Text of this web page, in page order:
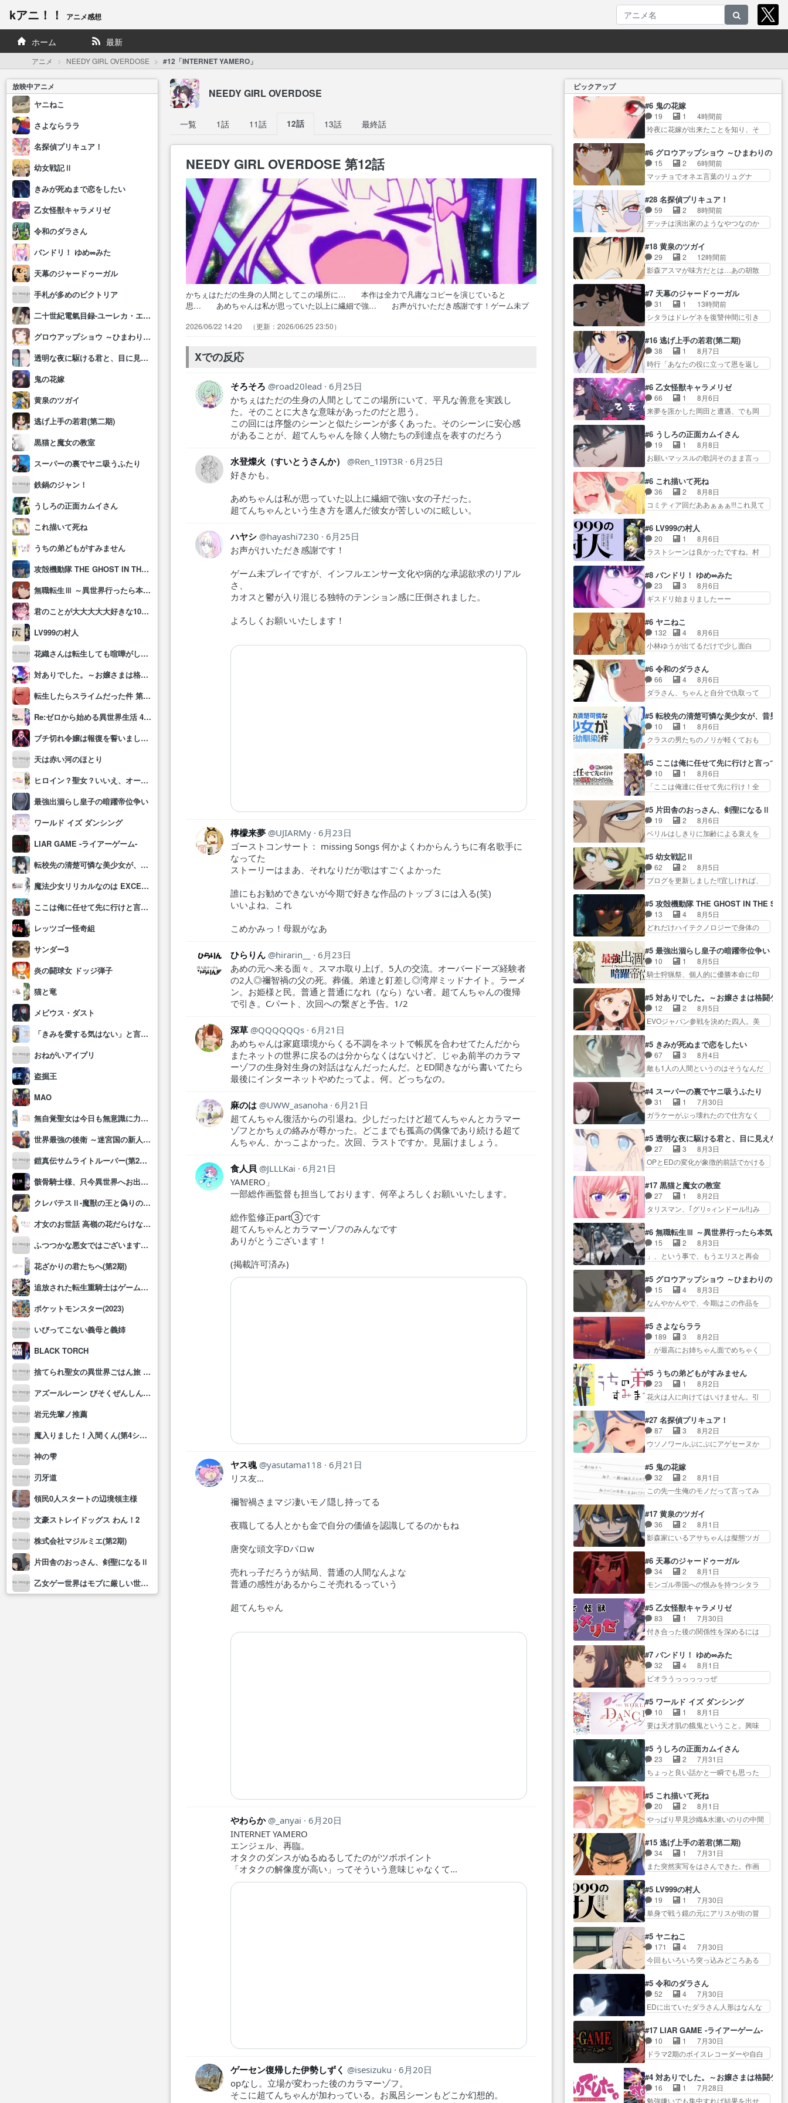
kアニ！！ アニメ感想
ホーム 最新
アニメ NEEDY GIRL OVERDOSE #12「INTERNET YAMERO」
放映中アニメ
ヤニねこ
さよならララ
名探偵プリキュア！
幼女戦記Ⅱ
きみが死ぬまで恋をしたい
乙女怪獣キャラメリゼ
令和のダラさん
バンドリ！ ゆめ∞みた
天幕のジャードゥーガル
手札が多めのビクトリア
二十世紀電氣目録-ユーレカ・エヴリカ-
グロウアップショウ ～ひまわりのサーカス団～
透明な夜に駆ける君と、目に見えない恋をした。
鬼の花嫁
黄泉のツガイ
逃げ上手の若君(第二期)
黒猫と魔女の教室
スーパーの裏でヤニ吸うふたり
鉄鍋のジャン！
うしろの正面カムイさん
これ描いて死ね
うちの弟どもがすみません
攻殻機動隊 THE GHOST IN THE SHELL
無職転生Ⅲ ～異世界行ったら本気だす～
君のことが大大大大大好きな100人の彼女(第3期)
LV999の村人
花織さんは転生しても喧嘩がしたい
対ありでした。～お嬢さまは格闘ゲームなんてしない～
転生したらスライムだった件 第4期
Re:ゼロから始める異世界生活 4th season
ブチ切れ令嬢は報復を誓いました。 ～魔導書の力で祖国を叩き潰します～
天は赤い河のほとり
ヒロイン？聖女？いいえ、オールワークスメイドです(誇)！
最強出涸らし皇子の暗躍帝位争い
ワールド イズ ダンシング
LIAR GAME -ライアーゲーム-
転校先の清楚可憐な美少女が、昔男子と思って一緒に遊んだ幼馴染だった件
魔法少女リリカルなのは EXCEEDS Gun Blaze Vengeance
ここは俺に任せて先に行けと言ってから10年がたったら伝説になっていた。
レッツゴー怪奇組
サンダー3
炎の闘球女 ドッジ弾子
猫と竜
メビウス・ダスト
「きみを愛する気はない」と言った次期公爵様がなぜか溺愛してきます
おねがいアイプリ
盗掘王
MAO
無自覚聖女は今日も無意識に力を垂れ流す
世界最強の後衛 ～迷宮国の新人探索者～
鎧真伝サムライトルーパー(第2クール)
骸骨騎士様、只今異世界へお出掛け中Ⅱ
クレバテスⅡ-魔獣の王と偽りの勇者伝承-
才女のお世話 高嶺の花だらけな名門校で、学院一のお嬢様(生活能力皆無)を陰ながらお世話することになりました
ふつつかな悪女ではございますが～雛宮蝶鼠とりかえ伝～
花ざかりの君たちへ(第2期)
追放された転生重騎士はゲーム知識で無双する
ポケットモンスター(2023)
いびってこない義母と義姉
BLACK TORCH
捨てられ聖女の異世界ごはん旅 隠れスキルでキャンピングカーを召喚しました
アズールレーン びそくぜんしんっ！にっ!!
岩元先輩ノ推薦
魔入りました！入間くん(第4シリーズ)
神の雫
刃牙道
領民0人スタートの辺境領主様
文豪ストレイドッグス わん！2
株式会社マジルミエ(第2期)
片田舎のおっさん、剣聖になるⅡ
乙女ゲー世界はモブに厳しい世界です2
NEEDY GIRL OVERDOSE
一覧 1話 11話 12話 13話 最終話
NEEDY GIRL OVERDOSE 第12話
かちぇはただの生身の人間としてこの場所に… 本作は全力で凡庸なコピーを演じていると
思… あめちゃんは私が思っていた以上に繊細で強… お声がけいただき感謝です！ゲーム未プ
経験者… あめちゃんは家庭環境からくる不調をネット… 超てんちゃん復活からの引退ね。少
す、何卒よ…
2026/06/22 14:20 2026/06/25 23:50
Xでの反応
そろそろ road20lead
6月25日
かちぇはただの生身の人間としてこの場所にいて、平凡な善意を実践し
た。そのことに大きな意味があったのだと思う。
この回には序盤のシーンと似たシーンが多くあった。そのシーンに安心感
があることが、超てんちゃんを除く人物たちの到達点を表すのだろう
水登燦火（すいとうさんか） Ren_1I9T3R
6月25日
好きかも。
あめちゃんは私が思っていた以上に繊細で強い女の子だった。
超てんちゃんという生き方を選んだ彼女が苦しいのに眩しい。
ハヤシ hayashi7230
6月25日
お声がけいただき感謝です！
ゲーム未プレイですが、インフルエンサー文化や病的な承認欲求のリアル
さ、
カオスと鬱が入り混じる独特のテンション感に圧倒されました。
よろしくお願いいたします！
檸檬来夢 UJIARMy
6月23日
ゴーストコンサート： missing Songs 何かよくわからんうちに有名歌手に
なってた
ストーリーはまあ、それなりだが歌はすごくよかった
誰にもお勧めできないが今期で好きな作品のトップ３には入る(笑)
いいよね、これ
こめかみっ！母親がなあ
ひらりん hirarin__
6月23日
あめの元へ来る面々。スマホ取り上げ。5人の交流。オーバードーズ経験者
の2人◎禰󠄀智禍の父の死。葬儀。弟達と釘差し◎湾岸ミッドナイト。ラーメ
ン。お姫様と民。普通と普通になれ（なら）ない者。超てんちゃんの復帰
で引き。Cパート、次回への繋ぎと予告。1/2
深草 QQQQQQs
6月21日
あめちゃんは家庭環境からくる不調をネットで帳尻を合わせてたんだから
またネットの世界に戻るのは分からなくはないけど、じゃあ前半のカラマ
ーゾフの生身対生身の対話はなんだったんだ。とED聞きながら書いてたら
最後にインターネットやめたってよ。何。どっちなの。
麻のは UWW_asanoha
6月21日
超てんちゃん復活からの引退ね。少しだったけど超てんちゃんとカラマー
ゾフとかちぇの絡みが尊かった。どこまでも孤高の偶像であり続ける超て
んちゃん、かっこよかった。次回、ラストですか。見届けましょう。
食人貝 JLLLKai
6月21日
YAMERO」
一部総作画監督も担当しております、何卒よろしくお願いいたします。
総作監修正part③です
超てんちゃんとカラマーゾフのみんなです
ありがとうございます！
(掲載許可済み)
ヤス魂 yasutama118
6月21日
リス友…
禰󠄀智禍さまマジ凄いモノ隠し持ってる
夜職してる人とかも金で自分の価値を認識してるのかもね
唐突な頭文字Dパロw
売れっ子だろうが結局、普通の人間なんよな
普通の感性があるからこそ売れるっていう
超てんちゃん‍
やわらか _anyai
6月20日
INTERNET YAMERO
エンジェル、再臨。
オタクのダンスがぬるぬるしてたのがツボポイント
「オタクの解像度が高い」ってそういう意味じゃなくて...
ゲーセン復帰した伊勢しずく isesizuku
6月20日
opなし。立場が変わった後のカラマーゾフ。
そこに超てんちゃんが加わっている。お風呂シーンもどこか幻想的。
ピックアップ
#6 鬼の花嫁
19 1
4時間前
玲夜に花嫁が出来たことを知り、そ
んだけど、ざまぁ、が中… 最
初、にゃん吉が透子のストーカーを
始めた… 高道きもいけどあれ横
で見せつけられるのは… 玲夜の
さ… にゃんきちくんのお母さん
が一番かわいいで… 花江さんが
中学生ストーカーしてた花江さ
が主人公にプレゼ… 「お願いが
あるときはキスでおねだりする」
… 透子とにゃん吉の馴れ初めを
見れて良かった…
#6 グロウアップショウ ～ひまわりのサ
15 2
6時間前
マッチョでオネエ言葉のリュグナ
可愛いね叡智で綺麗で可憐… ひ
まわりサーカスに突然現れた金髪の
大男少… 伝説の男の登場によっ
て、山田の輝かしき過… お父さ
諏… 第６話をｄアニメストアで
視聴しました。視… じゃがいも
しか食べられない貧乏サーカス
が出てきた。みず… おはようご
ざいます！瑞佳の正体が明かさ
れ… 朝も昼もおやつもじゃがい
も尽くしの『ひま…
#28 名探偵プリキュア！
59 2
8時間前
デッチは演出家のようなやつなのか
未来から来たのかな？ウ… 何か
事情がある、理由がある事をエクレ
ール… デッチアゲイン初登場。
ニジーとちょっとキ… 遂に探偵
ー… でっち上げApproach。帆羽
さんを正… どんな作品にも言え
る事で、「悪役」も「役… 怪盗
度… 「男性の欺瞞、悪意」が女
性に向かい悪さを… ニジーのナ
ルシスト系紳士な感じとも違う、…
#18 黄泉のツガイ
29 2
12時間前
影森アスマが味方だとは…あの胡散
アサ脱出時の話しか下界… やは
りアスマ(石田彰キャラ)は裏切り者
た… 原作を読むの我慢していて
よかっただって顔… どんどん増
人… 夜桜は「顔で損してる」っ
て言うけど、声で… おかしいな
石田が実はいい人っぽい？まだ
アサちゃん目的で… "顔で損して
る"企み顔て何…wアスマさん…
顔で損してるアスマさんついでに声
でも損し…
#7 天幕のジャードゥーガル
31 1
13時間前
シタラはドレゲネを復讐仲間に引き
ンを支えるチャガタイ家… トル
イに功績を挙げさせて政権と軍のバ
ラン… 覇道のトルイと王道のオ
ゴタイって感じかな… 賢い人物
の… シタラとボラクチンの考え
が初めてシンクロ… ドレゲネの
テントを後にするシタラの背後
治」国家の表舞台に… 前回のシ
タラと対比したおおらかな笑顔が
印… 戦争よりも経済の領域をそ
の視野に入れてい…
#16 逃げ上手の若君(第二期)
38 1
8月7日
時行「あなたの役に立って恩を返し
ただろと言われると返… このア
ニメの演出、同じCloverWor… 貞
宗の思考を読み切れなかったのは、
経験の… 信濃仮面いったい誰な
ったり将棋だったり、諏訪神党の三
大… ・これ罠じゃないの？・砦
を捨てるって同盟… 合戦におけ
山… 薄々思ってたけど実写パー
トに対する熱意が… 亜也子ちゃ
ん面白い親父さんが無事で良かっ…
#6 乙女怪獣キャラメリゼ
66 1
8月6日
来夢を誑かした岡田と遭遇、でも岡
か見てなかったと気付き… みん
なからのメイク道具が、らいりーさ
んを… らいりーの影響で理想に
向けて努力する黒絵… コングと
友… らいりーが己のルッキズム
と相対する話とし… らいりーさ
んが容姿の美醜でしか人を見な
ダムに来た黒絵た… ライリーが
好きだったクズ男ハルゴンが懲
ら… メイクでちょっと勇気出て
る黒絵ちゃん可愛…
#6 うしろの正面カムイさん
19 1
8月8日
お願いマッスルの歌詞そのまま言っ
した～バタバタしてて… 霊を大
量に成仏させた ジェットババアの
亜… 1日で6人は流石絶倫カムイ
婆もしっかり抱… 今回は交通悪
前半の霊カモみたいになってるよねw
ジェッ… 今回はいつもと違って
霊が大人しいなと思っ… 最後に
お… 交通系悪霊除霊ツアー編！
どっちが悪かよく… よく見ない
と気付けない2つのエピソードに…
#6 これ描いて死ね
36 2
8月8日
コミティア回だああぁぁぁ!!!これ見て
が同人誌即売会の… 買ってもら
えた最初の一冊お客にプロポー
ズ… 遅れて5話，コミティア前哨
戦ですが，ここ… 「同情は創作
す… 東京で開かれる即売会に行
って自分たちの本… 一冊売る事
の苦労と喜びを知る手島先生が
ー編集さん。同… 自分の妄想を
買ってくれる人がいるという
も… 初めて自分の漫画が売れた
時の感動、懐かし…
#6 LV999の村人
20 1
8月6日
ラストシーンは良かったですね。村
鬼モードフィンガーシリ… アリ
スと10年後に結婚の約束をした鏡ず
っ… カジノスタッフ募集するも
集まらない更に追… 王命でクル
ビ… 最強の村人・鏡との出会い
で少しは変わった… やはり何か
悲しい過去がありそうな。鏡の
深そうやね姫を舐… 新キャラが
登場早々変態扱いされてる件。
タ… まだまだお元気そうなお声
で……不意打ち過…
#8 バンドリ！ ゆめ∞みた
23 3
8月6日
ギスドリ始まりましたーー
めっちゃ情緒不安定になってて
怖… 超回復を見守っていかない
と、ですね！！み… 開幕聞き取
りスタッフに定治いなかった？
節介だったりする… ビオラの立
ち回り害悪すぎるお近づきの印
が… ・律っちゃん明るくなった
た一難、律がビオラの呪縛か
ら… 「私はあなたが嫌いなんで
す」「バンドやめ… 何が起きて
いるのか！？次週、みゅーたいぷ…
#6 ヤニねこ
132 4
8月6日
小林ゆうが出てるだけで少し面白
◯◯◯される強制百合を期待
し… ヒグマドンってなんな
ん！？人見知りっぽい… なんな
ら下ネタ0じゃなかったかこんな回
イルドな回だった… 今回はだい
ぶある程度抑えてる？w感じな
気… アルねこ、そうはならんや
生きていたゴキブリ死んでる
GP… アルねこ危険ですよね。健
康的な面で··江… 酔い潰れ行き着
いた江ノ島で、朝日を眺めな…
#6 令和のダラさん
66 4
8月6日
ダラさん、ちゃんと自分で仇取って
じゃないのよケロロじゃ… ロボ
ットに憧れてビーム撃ちたいと…そ
うい… 余りにも凄惨なダラさん
の過去ダラさんの６… 過去編は
い… ガンガガン♪薫がなんかしっ
かり歌ってロマ… 姉巫女の誤
算、クソみたいな嫉妬の末路よ。
ン言うてないで… このアニメは
どこに行くのだろう、面白す
ぎ… 姉のした事はただ単に一族
を絶滅させただけ…
#5 転校先の清楚可憐な美少女が、昔男
10 1
8月6日
クラスの男たちのノリが軽くておも
いを拗らせているタイプ… みな
もちゃんが透けブラしててびっくり
して… レベルのキャラが登場。
相変わらず顔や体の… 隼人が春
じ… 第５話をU-NEXTで視聴しま
した。視聴… ラブコメで天然ジ
ゴロというかナチュラルヒ… み
不安に… 無理なダイエットは禁
物だけど、なかなか結… 「これ
からもお手入れ、がんばりゅ」あり
が…
#5 ここは俺に任せて先に行けと言って
10 1
8月6日
「ここは俺達に任せて先に行け！全
ロックが今、2人にあと… 木下鈴
奈（@0suzuna0）が【マリー…
村ごと乗っ取られてたら流石に気付
かないか… 《漫画版少し読んだ
クは敵に容赦無くブスっといくから
気持… 勇者パーティー再結成し
て先にいけで激アツ… 爆縮、幻
な… ねぇ猫耳ガール、敵の根城
に乗り込む事を同… 世もや替え
が利くと復活Pとは？！もう来週…
#5 片田舎のおっさん、剣聖になるⅡ
19 2
8月6日
ベリルはしきりに加齢による衰えを
ていた限界を超えて命の… いい
んじゃないですか。魔物の群を発見
した… アマプラにて視聴終わ
り！サーベルボア討伐… を言い
り… 先生としてのベリルが好き
だけど、今回みた… 4人だけでサ
ーベルボアを狩りに行く。野
が暴れてると聞い… ちょっと年
齢の事を言いすぎとゆーか言い
訳… ベリルの母もやはり只者じ
ゃなかったかベリ…
#5 幼女戦記Ⅱ
62 2
8月5日
ブログを更新しました!!宜しければ、
選んだゼートゥーア… ゼートゥ
ーアの唯一の手駒が強すぎる笑あ
お… 私にとって完全にご褒美回
ゼー様の葉巻シー… やはりター
が… “貧乏籤百連無料ガチャ”100
連でも1回… 2期入ってから地味
だよね。ただでさえ幼女… 「餌
葉に… ゼートゥーア左遷によっ
て参謀本部の連携が… 緊張感あ
る戦闘描写とギャグ今週の『有能
な…
#5 攻殻機動隊 THE GHOST IN THE
13 4
8月5日
どれだけハイテクノロジーで身体の
なるかと思った回想シー… フチ
コマだいぶ理性持ち始めた。この世
界の… 原作読んだのもう何年も
前なのに、覚えてる… コイルの
導… やまとん1号はどこの部分で
使うのだろう？… 日本とロシア
が絡む政治の話かつ色々な用
しまし… 前回同様『イノセン
ス』を含む押井・神山版… 第５
話「EPISODEラストの母親の気持…
#5 最強出涸らし皇子の暗躍帝位争い
10 1
8月5日
騎士狩猟祭、個人的に優勝本命に印
のが面倒な時は古代魔法… エル
ナがチートすぎる笑アルは最初から
自分… プラネット・ウィズ展開
アツいな「騎士狩猟… 麦茶どこ
ぐ… 第５話をABEMAで視聴しま
した。視聴に… 復讐に燃える吸
血鬼兄弟の弟ですいいキャラ…
皇帝… ウサギ好きそうな王女殿
下がかわいい。幼馴… ついに始
まった狩猟祭。エルナの活躍で上
位…
#5 対ありでした。～お嬢さまは格闘ゲ
12 2
8月5日
EVOジャパン参戦を決めた四人。美
いと思ってた(無くて… 見た目は
気品溢れてるのに中身は…美緒マ
マ… テーマ：格ゲー大会に行く
には？感想は、美… 大会を前に
本… 東京で開催される格ゲー大
会に参加すること… Japanに向け
て外泊届にサインをもらっ… 長
よ… 旅の支度全部やってくれる
先輩、なんだかん… 第５話をｄ
アニメストアで視聴しました。視…
#5 きみが死ぬまで恋をしたい
67 3
8月4日
敵も1人の人間というのはそうなんだ
どういう意味だろうな… ミミを
人間に戻して欲しいでも自分達が代
わ… ご視聴ありがとうございま
した見るたびに切… 誰かと思っ
方… 第５話感想：コ□した相手に
も家族や…､戦… つらい回だ……
つらすぎる……。エスタ先輩…
の関係… 確かに相手にも家族や
大切な人はいるけど、… 白シャ
ツが作業着みたいなもんなんですか
ね…
#4 スーパーの裏でヤニ吸うふたり
31 1
7月30日
ガラケーがぶっ壊れたので仕方なく
年くらいに思ってたけど… やは
り出オチ感が否めず、エピソードの
打率… 田山さんが佐々木さんに
沼っていく…こんな… 佐々木さ
じ… 佐々木がガラケーからスマ
ホに変えるって、… もうドラマ
版孤独のグルメファンコンテン
佐々木さんの優しさ… 先行で見
た時より2人のやり取りに癒しを
感… ABEMA版の7〜8話佐々木が
実年齢以上…
#5 透明な夜に駆ける君と、目に見えない
27 3
8月3日
OPとEDの変化が象徴的前話でかける
った世界。どんな女… そうか、
こんな風に見えてるのかぁ。かけ
る… 完全な両片思いになりまし
たねぇ…OPとE… 余計な物は描
ん… 光も感じない完全な盲目な
んやね…おめかし… 母役に能登
さんって禁じ手使ってきたー！
て良かった本当… 股に海豚を挟
み水上バスでの会話を反芻…
恋… OPEDとも無人バージョンか
ら主人公２人…
#17 黒猫と魔女の教室
27 1
8月2日
タリスマン、｢グリ○ィンドール!!｣み
で力を合わせて倒… アリアはホ
ントスピカが大好きだよね。ツ
ン… 一等級ポテンシャルのアリ
アちゃん可愛くて… そういや、
… とうとうアリアと直接競う場
がきたこれまで… 毎度ながらの
スピカの顔面芸推しのハナち
味ダダ漏れで好き… 期末試験が
始まろうとしておりスピカは対
策… 能力鑑定胸像タリスマン氏
容姿も評価してし…
#6 無職転生Ⅲ ～異世界行ったら本気だ
15 2
8月3日
」、という事で、もうエリスと再会
てルーデウスの成長が確… 人間
関係の清算が粛々と進められている
サラ… サラとの関係に対して完
全に「昔の女」とし… ルーシー
微… サラとは会ってほしいちゃ
んとした別れ方し… サラは未練0
だと言っていたけど人の気持
モヤする別れ方だ… 役で出演さ
せていただきました！よろしく
お… 毎クールメインヒロインを
好きになっちゃう…
#5 グロウアップショウ ～ひまわりのサ
15 4
8月3日
なんやかんやで、今期はこの作品を
減らない(^_^;サ… 葵ちゃん可愛
すぎるな楠木ともりちゃんの
ね… デフォルメされた表情が特
に多かったのが印… 葵＆茜の回
ひ… 互いが互いのことを想って
いるのにすれ違っ… 第５話をｄ
アニメストアで視聴しました。
練習したい〟と言… 本当この作
品は「キャラ」を活かすのがう
ま… みずかちゃんの介入で双子
の仲にヒビが………
#5 さよならララ
189 3
8月2日
」が最高にお姉ちゃん面でめちゃく
ラスの弁償は求められた… 逡巡
を振り切ってみんなに謝ったララの
思い… 仕事に馴染めない辺り観
ていて苦しいところ… ララちゃ
い… ララと茉里とで初のアルバ
イト。七転八倒し… 労働するプ
リンセスえらい。プリンセスの
べて、帰りにカメ… ララが働く
事でのてんやわんや。働いて大
変… 地道に働き人と関わる日々
の中に愛を見いだ…
#5 うちの弟どもがすみません
23 1
8月2日
花火は人に向けてはいけません。引
たことなかったっけ！1… ってお
名前を見たんだけどあの中村大樹さ
ん… 糸ちゃんカッケー、色んな
意味でwゲームが… 姉から性的興
わ… テーマ：引きこもりの理由
感想は、久しぶり… 元ゲーマー
なので、はちゃめちゃ楽しく作
おかしいね(*´… 糸と源ははよ好
きおうとると言わんかい！引…
ショウくんと対等に話すためにゲー
ムをする…
#27 名探偵プリキュア！
87 3
8月2日
ウソノワールぷにぷにアゲセーヌか
争奪戦をやったと。… 記憶を取
り戻し正式に探偵事務所で働き始
め… ポワロ、元ネタを解説して
原作に誘導するの… くれあさん
ょ… ・急にクイズ番組が始まっ
たw・妖精ウソノ… るるかの助手
だった？今回が初めての探偵
レアさん探偵すぎ… 突然のポア
ロクイズは草なんよ。んで、あ
ん… 今回からついにくれあが探
偵事務所の仲間に…
#5 鬼の花嫁
32 2
8月1日
この先一生俺のモノだって言ってみ
ゼント………とは思っ… 玲夜さ
ん柚子に18年分の誕生日プレゼン
ト… 柚子は鬼龍院家から初めて
学校に通う事にな… プレゼント
レ… 玲夜さまサプライズの、こ
れまでの柚子ちゃ… 玲夜から柚
子へ17年分の誕生日&を未来に…
な… 梅原の人が18歳になるまで
の誕生プレゼン… なよなよした
男（cv石田彰）梅ちゃんがた…
#17 黄泉のツガイ
36 2
8月1日
影森家にいるアサちゃんは擬態ツガ
や気持ちを汲んで熱くな… 屋敷
にアサはいなかった逆にガブちゃん
はい… 影森の当主が際限なくツ
ガイを増やせるのに… 今回はも
怒… ユルと戦った時から伏線が
張られていたのが… しかしアサ
は、兄様に会いたいbotだと思…
アキオの… 色々とひっかけがあ
って、最終的に嫌な終わ… ゴン
ゾウが従える大量のツガイに何事か
と思…
#6 天幕のジャードゥーガル
34 2
8月1日
モンゴル帝国への恨みを持つシタラ
るのだけどいつの間にか… オゴ
タイの妃になってもその心は晴れ
ず、モ… ドレゲネの過去、宝石
だった彼女が人になり… ドレゲ
タ… 年上旦那が良い人でも、女
は宝石でただ笑っ… ダイルの儀
式の神々しさたるや。一気に空
情の言葉しか…シ… 奥様に悲し
い過去…萌え袖が可愛いね、と
思… ドレゲネとシタラ、2人だけ
の同盟が結成さ…
#5 乙女怪獣キャラメリゼ
83 1
7月30日
付き合った後の関係性を深めるには
コングなのいい味付けだ… ずっ
とメスってて何この可愛い生物。ク
ラス… 付き合い始めたら始めた
でまた違った悩みが… と一歩ず
の… ツインテールが可愛いお茶
目な妹ちゃんです… しかも過去
も重いんかいかつては自分に自
からかしらお顔が… 黒絵「怪獣
に憧れるのはいいけど自分自身
が… 素の自分はどちらなのかは
まだ不明だが見せ…
#7 バンドリ！ ゆめ∞みた
32 4
8月1日
ビオラうっっっっっぜ
ちゃん、僕っ子になってから取り戻
し… ビオラが悪魔すぎて気分が
悪くなってきたこ… 声優まとめ
ました(７話まで)仲町あられ/… ビ
wwwこ… 自信あれば評価なんて
気にしないし、充実し… ・バー
チャルだけど、みゅーたいぷ初ライ
たら歌唱シーン… の、らいぶシ
ーン＿!!­­--­­--­… それだけでええや
ん！！しかし、ビオラが仕…
#5 ワールド イズ ダンシング
10 1
8月1日
要は天才肌の餓鬼ということ。興味
かった？鬼夜叉が田楽の… 猿楽
の鬼夜叉と田楽の増次郎。小さない
ざこ… 着眼点は良くとも、先鋭
的すぎるのか。芸能… 鬼夜叉は
条… 観世座を離れ、三条坊門御
所で日々を送る鬼… 「お前(鬼夜
叉)が凄いのではなく客が凄い…
猫の動き… 登場人物の我が強
い。新しい獅子舞に拘って… 第
５話をprimevideoで視聴しまし…
#5 うしろの正面カムイさん
23 2
7月31日
ちょっと良い話かと一瞬でも思った
めてなかった？白雪碧さ… 今日
も1日お疲れ様でした～───昨晩～
今… 幼女に拾われたお市ちゃん
の恩返し。化け猫… 役にて出演
ン… トイ・ストーリーみたいな
始まり。流石に除… 猫相手にな
んでそんなに…と思ったらそう
化け猫は油が好物… 今回はあか
やし1体のみで15分。金持ちの…
今更だけど霊が性行為で祓えること
は何とな…
#5 これ描いて死ね
20 2
8月1日
やっぱり早見沙織&水瀬いのりの中間
とになってたんだっけ… 登場人
物が増えてわいわいしたところが好
き… 初コミティアで２０冊刷り
は妥当だよね。俺… 藤森さんの
が⋯… 〜漫画に「想い」をこめ
よう｣娘に漫画であ… 何回この作
品に泣かされるのだろう。光が
っていいなあ。同… コミティア
参加のしおりを徹夜で作る先生
(… お母さん、娘にあんな漫画描
かれたら泣いち…
#15 逃げ上手の若君(第二期)
34 1
7月31日
また突然実写をはさんできた。作画
る事と分かると水を得た… 30歳
まで童貞だと魔法使いになれるとい
う… こっちの諏訪の三大将もま
たクセが強いw色… 頼重が完全に
が… 弧次郎「欲を我慢して強く
なれるなら大飯食… 変化球な演
出も交えながらの状況説明が本
した！最終的に… この高らかな
DT宣言、合田一人に通じるも…
この作品は近年稀に見るおっさんキ
ャラの充…
#5 LV999の村人
19 1
7月30日
単身で戦う鏡の元にアリスが街の冒
に飲み込まれた転生者と… みん
なががんばってくれたアリスの父ち
ゃん… 成長限界が999である村人
と定めた上位存… 大規模バトル
り… やっぱり勇者より強かった
か笑統率力LV9… 普通の人間の親
子やーん総務課長と娘の女子…
の… そのために役割を超越する
者の出現させるた… アリスのお
陰で他の勇者達も共闘してくれ魔…
#5 ヤニねこ
171 4
7月30日
今回もいろいろ突っ込みどころある
の話が尋常じゃない雰囲… 妹子
ちゃんの恋愛話をしたり、タバコを
生産… ここうっすら思ったこと
ズバリ言ってくれて… おかし
配… ヤクねこのクワガタ取りの
話見て切なくなっ… 普段は選別
された4～600レスを2,30… 隠し
正… なんか今日はかなり一瞬で
終わっちまったっ… 先週と比べ
てまだまともに見えた。4話は過…
#5 令和のダラさん
52 4
7月30日
EDに出ていたダラさん人形はなんな
生まれた日』をダラさ… 陰惨な
過去がきっちり現代に継承されてい
る… ダラさんと姉弟の母との出
会いの話やはりダ… ダラさんの
人… 第５話感想：２人の過剰な
貢ぎ物?の礼とし… 第５話感想：
#17 LIAR GAME -ライアーゲーム-
10 1
7月30日
ドラマ2期のボイスレコーダーや自白
をつくのが抜群に上手… 昼の国
の奴らも馬鹿が多いが、夜の国も同
じ… ご視聴ありがとうございま
#4 対ありでした。～お嬢さまは格闘ゲ
16 1
7月28日
勉強嫌いでも集中すれば結果を出せ